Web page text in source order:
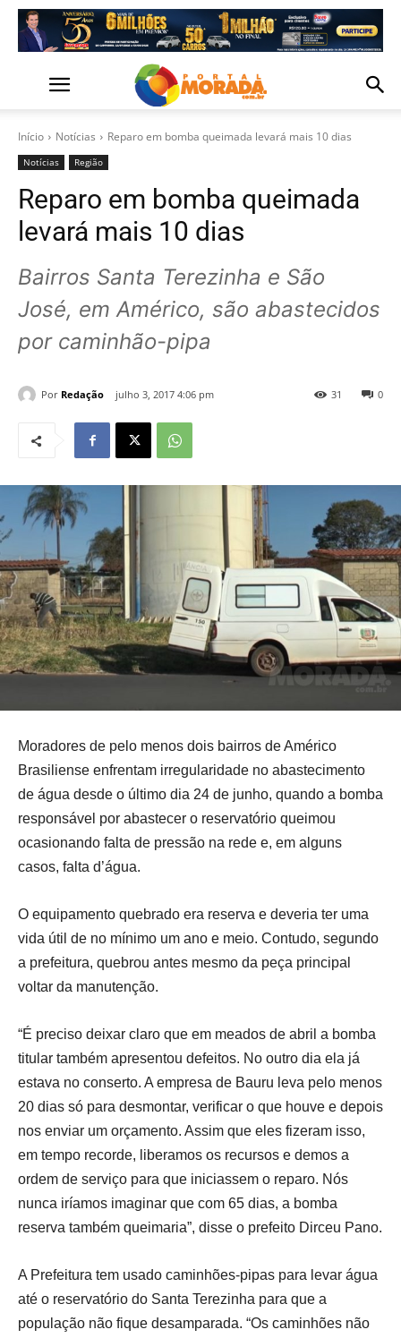
Início Notícias Reparo em bomba queimada levará mais 10 dias
Notícias Região
Reparo em bomba queimada
levará mais 10 dias
Bairros Santa Terezinha e São
José, em Américo, são abastecidos
por caminhão-pipa
Por Redação julho 3, 2017 4:06 pm 0
31
Moradores de pelo menos dois bairros de Américo
Brasiliense enfrentam irregularidade no abastecimento
de água desde o último dia 24 de junho, quando a bomba
responsável por abastecer o reservatório queimou
ocasionando falta de pressão na rede e, em alguns
casos, falta d’água.
O equipamento quebrado era reserva e deveria ter uma
vida útil de no mínimo um ano e meio. Contudo, segundo
a prefeitura, quebrou antes mesmo da peça principal
voltar da manutenção.
“É preciso deixar claro que em meados de abril a bomba
titular também apresentou defeitos. No outro dia ela já
estava no conserto. A empresa de Bauru leva pelo menos
20 dias só para desmontar, verificar o que houve e depois
nos enviar um orçamento. Assim que eles fizeram isso,
em tempo recorde, liberamos os recursos e demos a
ordem de serviço para que iniciassem o reparo. Nós
nunca iríamos imaginar que com 65 dias, a bomba
reserva também queimaria”, disse o prefeito Dirceu Pano.
A Prefeitura tem usado caminhões-pipas para levar água
até o reservatório do Santa Terezinha para que a
população não fique desamparada. “Os caminhões não